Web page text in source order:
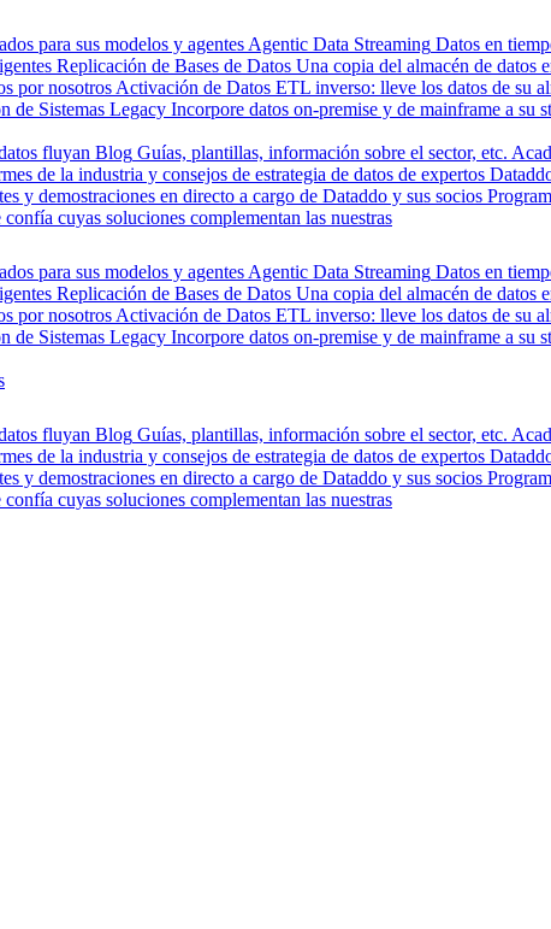
para sus modelos y agentes Agentic Data Streaming Datos en
Replicación de Bases de Datos Una copia del almacén de datos
por nosotros Activación de Datos ETL inverso: lleve los datos de su
de Sistemas Legacy Incorpore datos on-premise y de mainframe a su
fluyan Blog Guías, plantillas, información sobre el sector, etc.
de la industria y consejos de estrategia de datos de expertos
y demostraciones en directo a cargo de Dataddo y sus socios
cuyas soluciones complementan las nuestras
para sus modelos y agentes Agentic Data Streaming Datos en
Replicación de Bases de Datos Una copia del almacén de datos
por nosotros Activación de Datos ETL inverso: lleve los datos de su
de Sistemas Legacy Incorpore datos on-premise y de mainframe a su
fluyan Blog Guías, plantillas, información sobre el sector, etc.
de la industria y consejos de estrategia de datos de expertos
y demostraciones en directo a cargo de Dataddo y sus socios
cuyas soluciones complementan las nuestras